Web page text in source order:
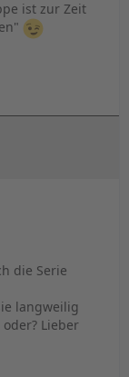
ist zur Zeit
die Serie
langweilig
Lieber